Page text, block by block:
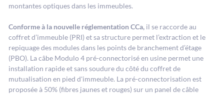
montantes optiques dans les immeubles.
Conforme à la nouvelle réglementation CCa, il se raccorde au
coffret d’immeuble (PRI) et sa structure permet l’extraction et le
repiquage des modules dans les points de branchement d’étage
(PBO). La câbe Modulo 4 pré-connectorisé en usine permet une
installation rapide et sans soudure du côté du coffret de
mutualisation en pied d'immeuble. La pré-connectorisation est
proposée à 50% (fibres jaunes et rouges) sur un panel de câble